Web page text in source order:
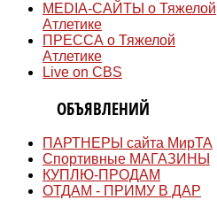
MEDIA-САЙТЫ о Тяжелой
Атлетике
ПРЕССА о Тяжелой
Атлетике
Live on CBS
ОБЪЯВЛЕНИЙ
ПАРТНЕРЫ сайта МирТА
Спортивные МАГАЗИНЫ
КУПЛЮ-ПРОДАМ
ОТДАМ - ПРИМУ В ДАР